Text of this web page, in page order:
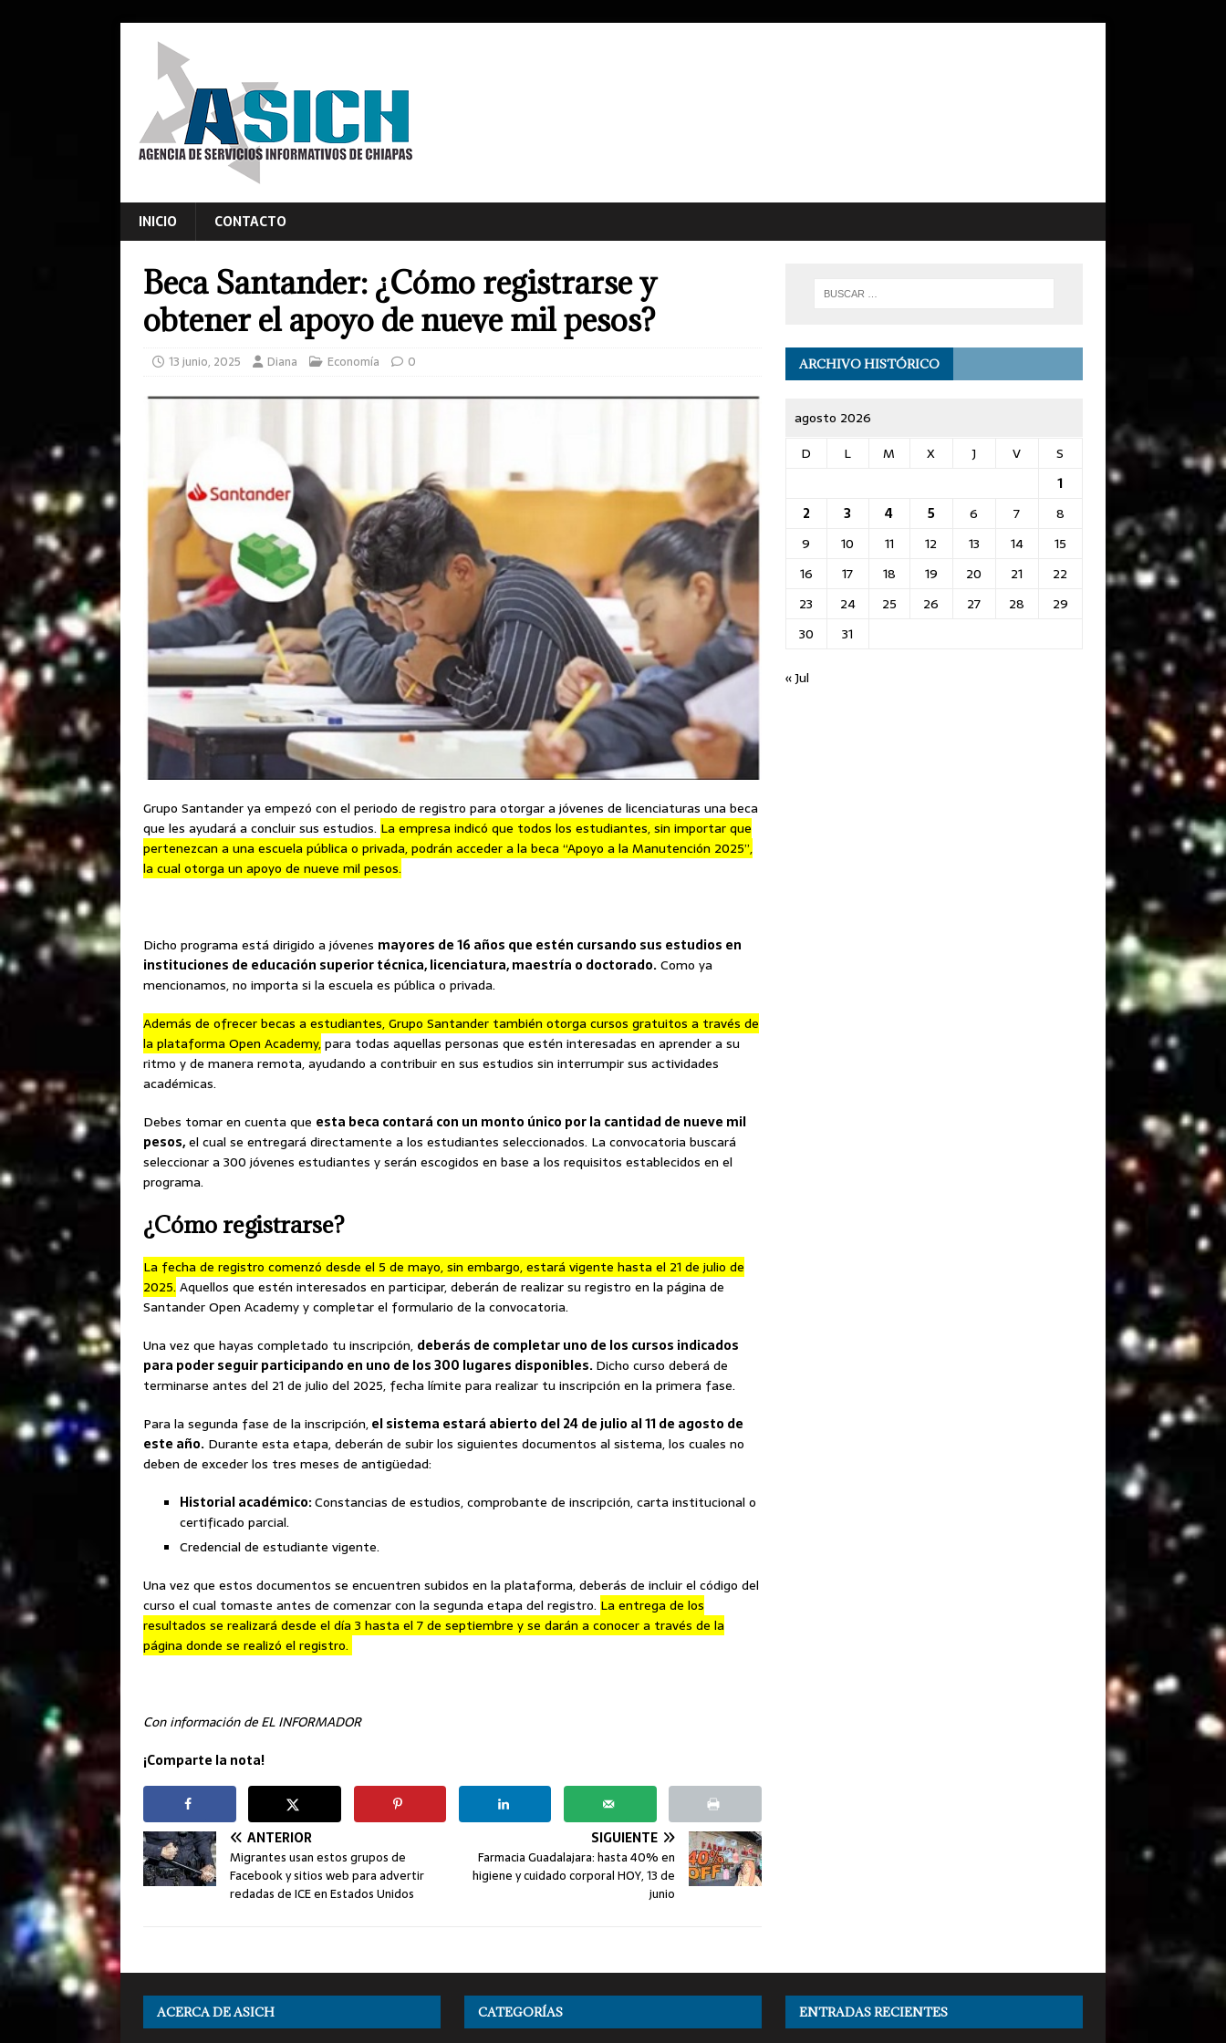
INICIO CONTACTO
Beca Santander: ¿Cómo registrarse y
obtener el apoyo de nueve mil pesos?
13 junio, 2025 Diana Economía 0
Grupo Santander ya empezó con el periodo de registro para otorgar a jóvenes de licenciaturas una beca
que les ayudará a concluir sus estudios. La empresa indicó que todos los estudiantes, sin importar que
pertenezcan a una escuela pública o privada, podrán acceder a la beca “Apoyo a la Manutención 2025”,
la cual otorga un apoyo de nueve mil pesos.
Dicho programa está dirigido a jóvenes mayores de 16 años que estén cursando sus estudios en
instituciones de educación superior técnica, licenciatura, maestría o doctorado.Como ya
mencionamos, no importa si la escuela es pública o privada.
Además de ofrecer becas a estudiantes, Grupo Santander también otorga cursos gratuitos a través de
la plataforma Open Academy,para todas aquellas personas que estén interesadas en aprender a su
ritmo y de manera remota, ayudando a contribuir en sus estudios sin interrumpir sus actividades
académicas.
Debes tomar en cuenta que esta beca contará con un monto único por la cantidad de nueve mil
pesos,el cual se entregará directamente a los estudiantes seleccionados. La convocatoria buscará
seleccionar a 300 jóvenes estudiantes y serán escogidos en base a los requisitos establecidos en el
programa.
¿Cómo registrarse?
La fecha de registro comenzó desde el 5 de mayo, sin embargo, estará vigente hasta el 21 de julio de
2025. Aquellos que estén interesados en participar, deberán de realizar su registro en la página de
Santander Open Academy y completar el formulario de la convocatoria.
Una vez que hayas completado tu inscripción, deberás de completar uno de los cursos indicados
para poder seguir participando en uno de los 300 lugares disponibles.Dicho curso deberá de
terminarse antes del 21 de julio del 2025, fecha límite para realizar tu inscripción en la primera fase.
Para la segunda fase de la inscripción,el sistema estará abierto del 24 de julio al 11 de agosto de
este año. Durante esta etapa, deberán de subir los siguientes documentos al sistema, los cuales no
deben de exceder los tres meses de antigüedad:
Historial académico:Constancias de estudios, comprobante de inscripción, carta institucional o
certificado parcial.
Credencial de estudiante vigente.
Una vez que estos documentos se encuentren subidos en la plataforma, deberás de incluir el código del
curso el cual tomaste antes de comenzar con la segunda etapa del registro. La entrega de los
resultados se realizará desde el día 3 hasta el 7 de septiembre y se darán a conocer a través de la
página donde se realizó el registro.
Con información de EL INFORMADOR
¡Comparte la nota!
ANTERIOR
Migrantes usan estos grupos de
Facebook y sitios web para advertir
redadas de ICE en Estados Unidos
SIGUIENTE
Farmacia Guadalajara: hasta 40% en
higiene y cuidado corporal HOY, 13 de
junio
ARCHIVO HISTÓRICO
agosto 2026
D
L M X J V
S
1
2
3 4 5 6 7
8
9
10 11 12 13 14
15
16
17 18 19 20 21
22
23
24 25 26 27 28
29
30
31
« Jul
ACERCA DE ASICH CATEGORÍAS ENTRADAS RECIENTES